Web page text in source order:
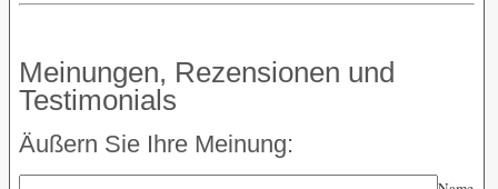
Meinungen, Rezensionen und
Testimonials
Äußern Sie Ihre Meinung: